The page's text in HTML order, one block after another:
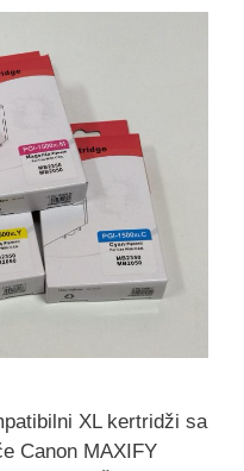
XL kertridži sa
Canon MAXIFY